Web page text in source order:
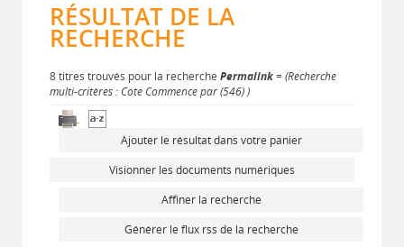
RÉSULTAT DE LA
RECHERCHE
8 titres trouvés pour la recherche Permalink= (Recherche
multi-critères : Cote Commence par (546) )
Ajouter le résultat dans votre panier
Visionner les documents numériques
Affiner la recherche
Générer le flux rss de la recherche